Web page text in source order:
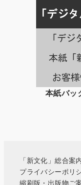
本紙バッ
「新文化」総合案
プライバシーポリ
縮刷版・出版物ご